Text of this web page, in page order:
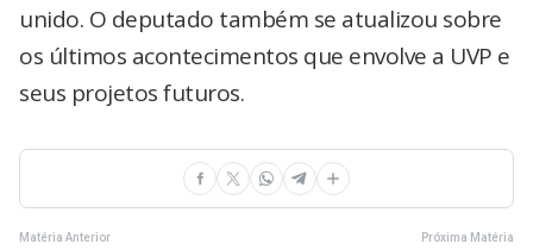
unido. O deputado também se atualizou sobre
os últimos acontecimentos que envolve a UVP e
seus projetos futuros.
Matéria Anterior Próxima Matéria